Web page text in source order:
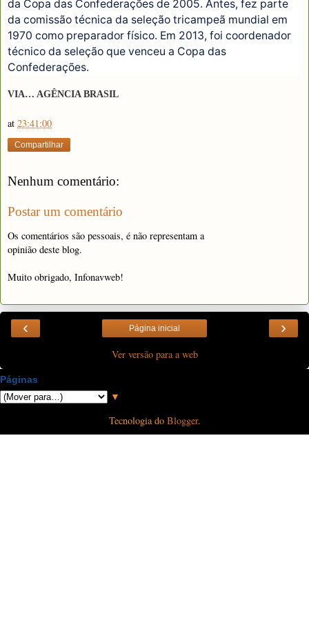
da Copa das Confederações de 2005. Antes, fez parte
da comissão técnica da seleção tricampeã mundial em
1970 como preparador físico. Em 2013, foi coordenador
técnico da seleção que venceu a Copa das
Confederações.
VIA… AGÊNCIA BRASIL
at 23:41:00
Compartilhar
Nenhum comentário:
Postar um comentário
Os comentários são pessoais, é não representam a
opinião deste blog.
Muito obrigado, Infonavweb!
‹ ›
Página inicial
Ver versão para a web
Páginas
▼
Tecnologia do Blogger.